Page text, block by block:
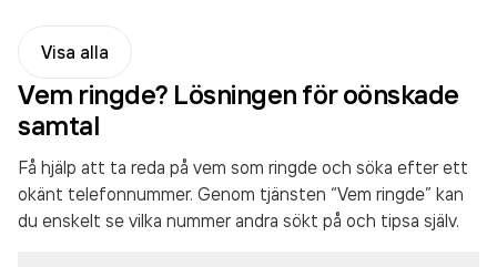
Visa alla
Vem ringde? Lösningen för oönskade
samtal
Få hjälp att ta reda på vem som ringde och söka efter ett
okänt telefonnummer. Genom tjänsten “Vem ringde” kan
du enskelt se vilka nummer andra sökt på och tipsa själv.